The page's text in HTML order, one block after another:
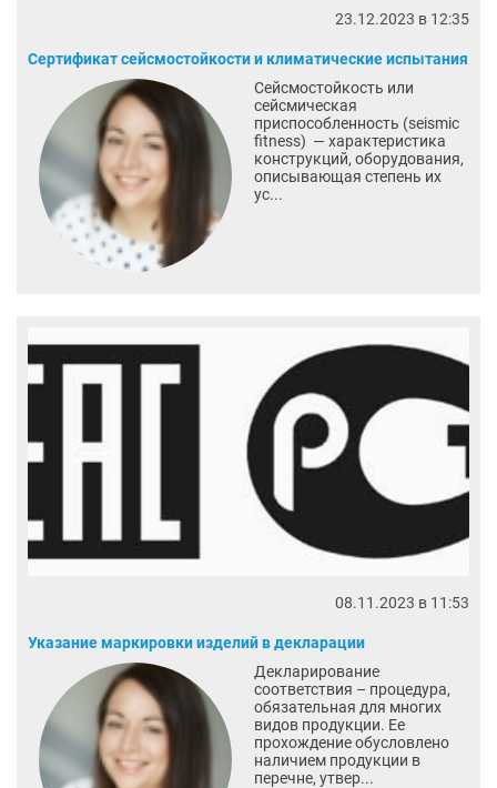
23.12.2023 в 12:35
Сертификат сейсмостойкости и климатические испытания
Сейсмостойкость или
сейсмическая
приспособленность (seismic
fitness) — характеристика
конструкций, оборудования,
описывающая степень их
ус...
08.11.2023 в 11:53
Указание маркировки изделий в декларации
Декларирование
соответствия – процедура,
обязательная для многих
видов продукции. Ее
прохождение обусловлено
наличием продукции в
перечне, утвер...